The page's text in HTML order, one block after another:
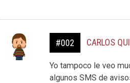
#002 CARLOS
Yo tampoco le veo
algunos SMS de